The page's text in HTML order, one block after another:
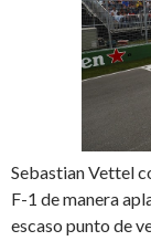
Sebastian Vettel
F-1 de manera
escaso punto de